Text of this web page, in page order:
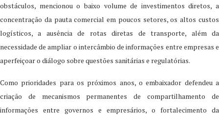
obstáculos, mencionou o baixo volume de investimentos diretos, a
concentração da pauta comercial em poucos setores, os altos custos
logísticos, a ausência de rotas diretas de transporte, além da
necessidade de ampliar o intercâmbio de informações entre empresas e
aperfeiçoar o diálogo sobre questões sanitárias e regulatórias.
Como prioridades para os próximos anos, o embaixador defendeu a
criação de mecanismos permanentes de compartilhamento de
informações entre governos e empresários, o fortalecimento da